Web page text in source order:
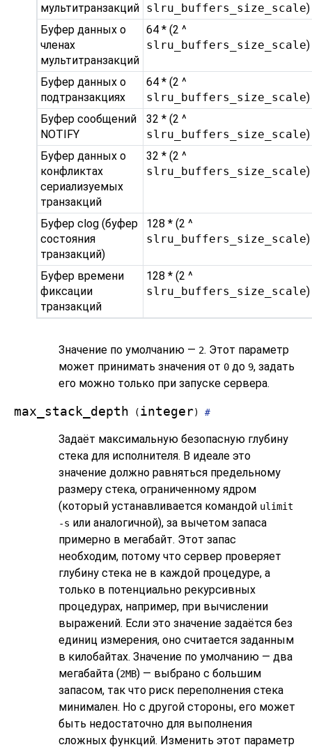
мультитранзакций slru_buffers_size_scale)
Буфер данных о
членах
мультитранзакций
64 * (2 ^
slru_buffers_size_scale)
Буфер данных о
подтранзакциях
64 * (2 ^
slru_buffers_size_scale)
Буфер сообщений
NOTIFY
32 * (2 ^
slru_buffers_size_scale)
Буфер данных о
конфликтах
сериализуемых
транзакций
32 * (2 ^
slru_buffers_size_scale)
Буфер clog (буфер
состояния
транзакций)
128 * (2 ^
slru_buffers_size_scale)
Буфер времени
фиксации
транзакций
128 * (2 ^
slru_buffers_size_scale)
Значение по умолчанию — 2. Этот параметр
может принимать значения от 0 до 9, задать
его можно только при запуске сервера.
max_stack_depth ( integer) #
Задаёт максимальную безопасную глубину
стека для исполнителя. В идеале это
значение должно равняться предельному
размеру стека, ограниченному ядром
(который устанавливается командой ulimit
-s или аналогичной), за вычетом запаса
примерно в мегабайт. Этот запас
необходим, потому что сервер проверяет
глубину стека не в каждой процедуре, а
только в потенциально рекурсивных
процедурах, например, при вычислении
выражений. Если это значение задаётся без
единиц измерения, оно считается заданным
в килобайтах. Значение по умолчанию — два
мегабайта (2MB) — выбрано с большим
запасом, так что риск переполнения стека
минимален. Но с другой стороны, его может
быть недостаточно для выполнения
сложных функций. Изменить этот параметр